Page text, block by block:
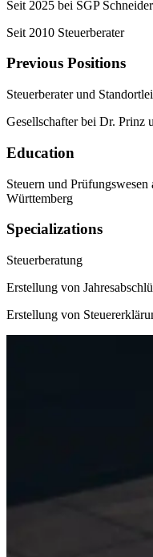
Seit 2025 bei SGP
Seit 2010 Steuerberater
Previous Positions
Steuerberater und
Gesellschafter bei Dr. Prinz
Education
Steuern und
Württemberg
Specializations
Steuerberatung
Erstellung von
Erstellung von